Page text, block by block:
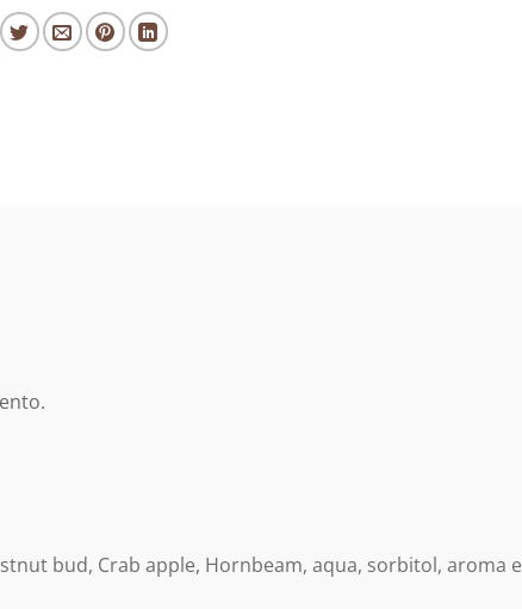
bud, Crab apple, Hornbeam, aqua, sorbitol, aroma e